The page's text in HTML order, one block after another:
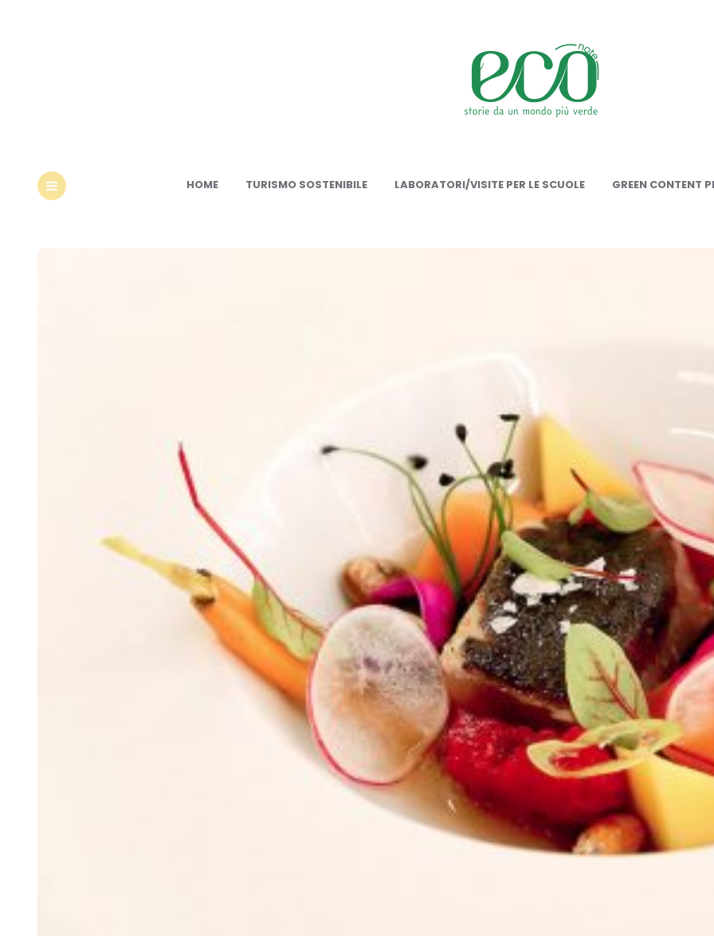
HOME TURISMO SOSTENIBILE LABORATORI/VISITE PER LE SCUOLE GREEN CONTENT